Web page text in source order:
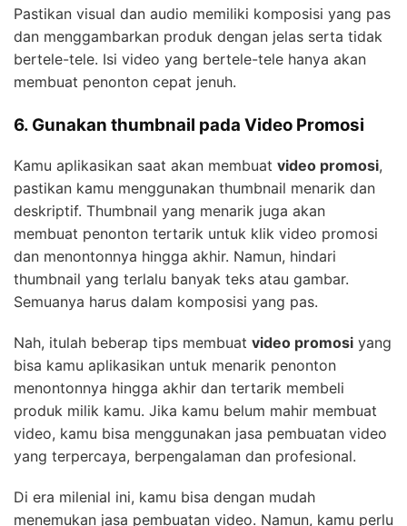
Pastikan visual dan audio memiliki komposisi yang pas
dan menggambarkan produk dengan jelas serta tidak
bertele-tele. Isi video yang bertele-tele hanya akan
membuat penonton cepat jenuh.
6. Gunakan thumbnail pada Video Promosi
Kamu aplikasikan saat akan membuat video promosi,
pastikan kamu menggunakan thumbnail menarik dan
deskriptif. Thumbnail yang menarik juga akan
membuat penonton tertarik untuk klik video promosi
dan menontonnya hingga akhir. Namun, hindari
thumbnail yang terlalu banyak teks atau gambar.
Semuanya harus dalam komposisi yang pas.
Nah, itulah beberap tips membuat video promosi yang
bisa kamu aplikasikan untuk menarik penonton
menontonnya hingga akhir dan tertarik membeli
produk milik kamu. Jika kamu belum mahir membuat
video, kamu bisa menggunakan jasa pembuatan video
yang terpercaya, berpengalaman dan profesional.
Di era milenial ini, kamu bisa dengan mudah
menemukan jasa pembuatan video. Namun, kamu perlu